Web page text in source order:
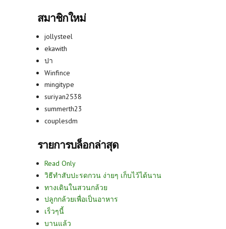
สมาชิกใหม่
jollysteel
ekawith
ปา
Winfince
mingitype
suriyan2538
summerth23
couplesdm
รายการบล็อกล่าสุด
Read Only
วิธีทำสับปะรดกวน ง่ายๆ เก็บไว้ได้นาน
ทางเดินในสวนกล้วย
ปลูกกล้วยเพื่อเป็นอาหาร
เร็วๆนี้
บานแล้ว